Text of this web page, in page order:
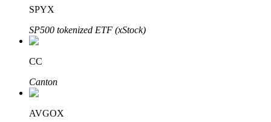
Dowiedz się, jak uzyskać dochód pasywny
Bitrue
AI
SPYX
SP500 tokenized ETF (xStock)
CC
Canton
AVGOX